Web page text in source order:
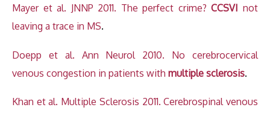
Mayer et al. JNNP 2011. The perfect crime?CCSVI not
leaving a trace in MS.
Doepp et al. Ann Neurol 2010. No cerebrocervical
venous congestion in patients with multiple sclerosis.
Khan et al. Multiple Sclerosis 2011. Cerebrospinal venous